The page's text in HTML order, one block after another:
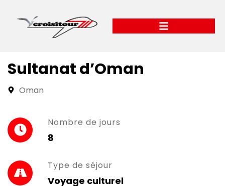
Sultanat d’Oman
Oman
Nombre de jours
8
Type de séjour
Voyage culturel